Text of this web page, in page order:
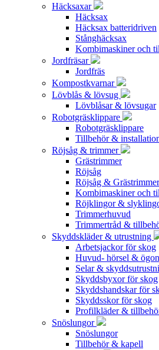
Häcksaxar
Häcksax
Häcksax batteridriven
Stånghäcksax
Kombimaskiner och
Jordfräsar
Jordfräs
Kompostkvarnar
Lövblås & lövsug
Lövblåsar & lövsugar
Robotgräsklippare
Robotgräsklippare
Tillbehör &
Röjsåg & trimmer
Grästrimmer
Röjsåg
Röjsåg &
Kombimaskiner och
Röjklingor &
Trimmerhuvud
Trimmertråd &
Skyddskläder & utrustning
Arbetsjackor för skog
Huvud- hörsel &
Selar &
Skyddsbyxor för skog
Skyddshandskar för
Skyddsskor för skog
Profilkläder &
Snöslungor
Snöslungor
Tillbehör & kapell